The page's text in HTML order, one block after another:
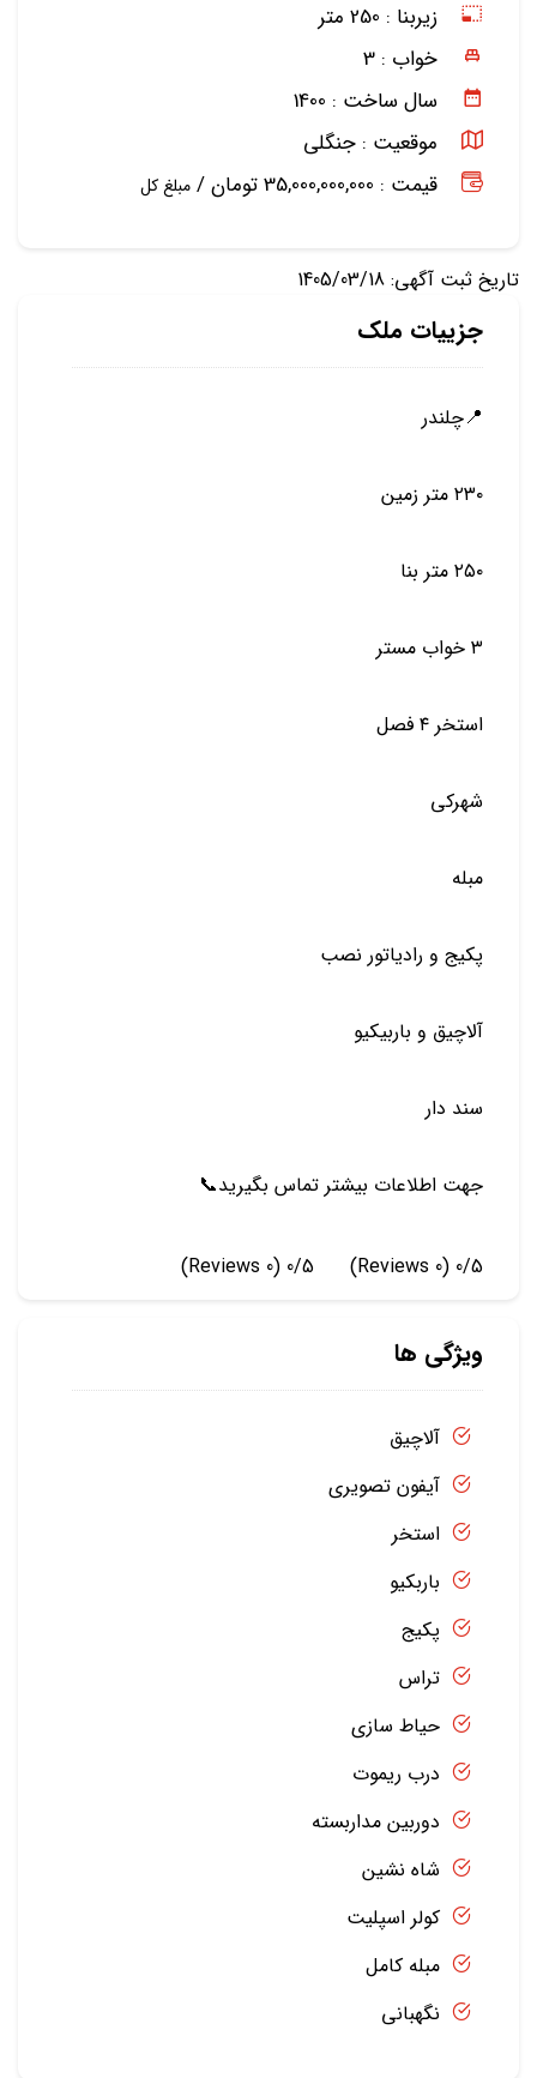
زیربنا : 250 متر
خواب : 3
سال ساخت : 1400
موقعیت : جنگلی
قیمت : 35,000,000,000 تومان /
مبلغ کل
تاریخ ثبت آگهی: 1405/03/18
جزییات ملک
📍چلندر
٢٣٠ متر زمين
٢٥٠ متر بنا
٣ خواب مستر
استخر ٤ فصل
شهركي
مبله
پكيج و رادياتور نصب
آلاچيق و باربيكيو
سند دار
جهت اطلاعات بيشتر تماس بگيريد📞
0/5
(0 Reviews)
0/5
(0 Reviews)
ویژگی ها
آلاچیق
آیفون تصویری
استخر
باربکیو
پکیج
تراس
حیاط سازی
درب ریموت
دوربین مداربسته
شاه نشین
کولر اسپلیت
مبله کامل
نگهبانی